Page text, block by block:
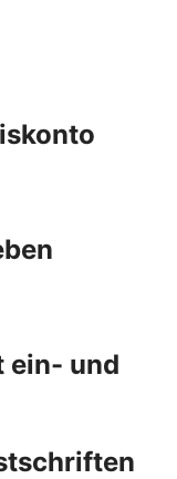
ein- und